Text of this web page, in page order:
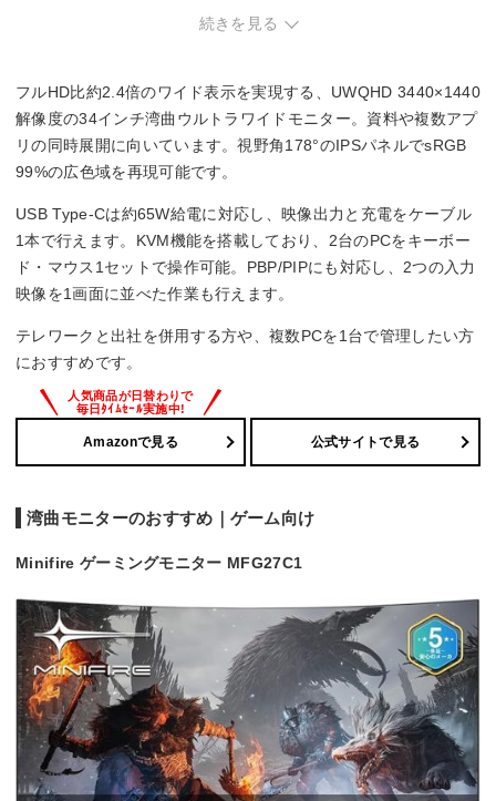
きが狭いと画面が目線に近くなる場合あり。
続きを見る
フルHD比約2.4倍のワイド表示を実現する、UWQHD 3440×1440
解像度の34インチ湾曲ウルトラワイドモニター。資料や複数アプ
リの同時展開に向いています。視野角178°のIPSパネルでsRGB
99%の広色域を再現可能です。
USB Type-Cは約65W給電に対応し、映像出力と充電をケーブル
1本で行えます。KVM機能を搭載しており、2台のPCをキーボー
ド・マウス1セットで操作可能。PBP/PIPにも対応し、2つの入力
映像を1画面に並べた作業も行えます。
テレワークと出社を併用する方や、複数PCを1台で管理したい方
におすすめです。
Amazonで見る 公式サイトで見る
湾曲モニターのおすすめ｜ゲーム向け
Minifire ゲーミングモニター MFG27C1